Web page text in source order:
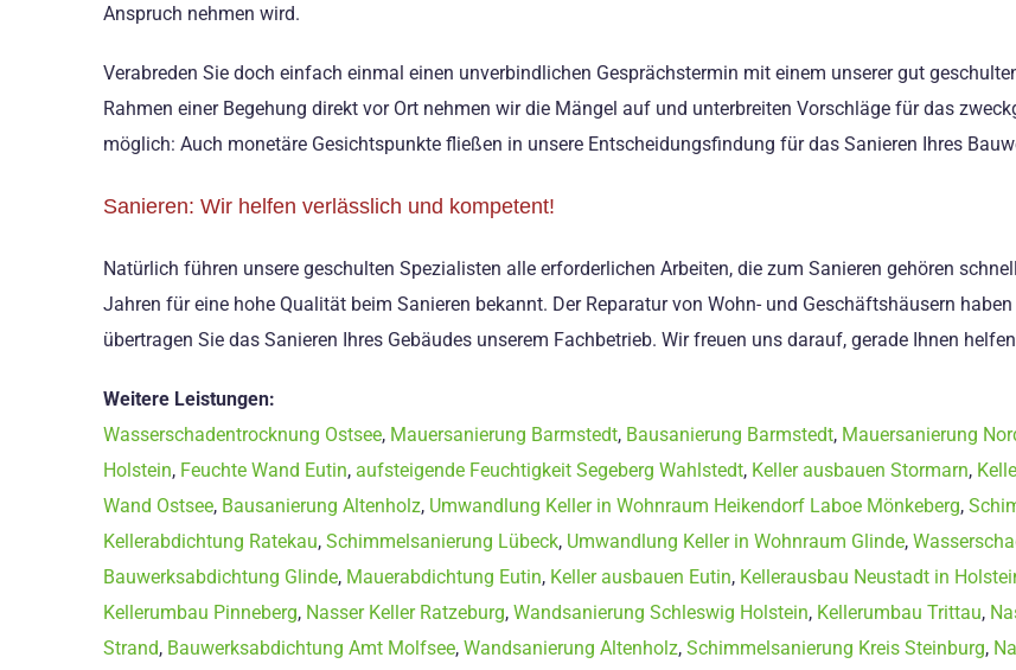
Anspruch nehmen wird.
Verabreden Sie doch einfach einmal einen unverbindlichen Gesprächstermin mit einem unserer gut
Rahmen einer Begehung direkt vor Ort nehmen wir die Mängel auf und unterbreiten Vorschläge für das
möglich: Auch monetäre Gesichtspunkte fließen in unsere Entscheidungsfindung für das Sanieren Ihres
Sanieren: Wir helfen verlässlich und kompetent!
Natürlich führen unsere geschulten Spezialisten alle erforderlichen Arbeiten, die zum Sanieren gehören
Jahren für eine hohe Qualität beim Sanieren bekannt. Der Reparatur von Wohn- und Geschäftshäusern
übertragen Sie das Sanieren Ihres Gebäudes unserem Fachbetrieb. Wir freuen uns darauf, gerade Ihnen
Weitere Leistungen:
Wasserschadentrocknung Ostsee, Mauersanierung Barmstedt, Bausanierung Barmstedt, Mauersanierung
Holstein, Feuchte Wand Eutin, aufsteigende Feuchtigkeit Segeberg Wahlstedt, Keller ausbauen Stormarn,
Wand Ostsee, Bausanierung Altenholz, Umwandlung Keller in Wohnraum Heikendorf Laboe Mönkeberg,
Kellerabdichtung Ratekau, Schimmelsanierung Lübeck, Umwandlung Keller in Wohnraum Glinde,
Bauwerksabdichtung Glinde, Mauerabdichtung Eutin, Keller ausbauen Eutin, Kellerausbau Neustadt in
Kellerumbau Pinneberg, Nasser Keller Ratzeburg, Wandsanierung Schleswig Holstein, Kellerumbau Trittau,
Strand, Bauwerksabdichtung Amt Molfsee, Wandsanierung Altenholz, Schimmelsanierung Kreis Steinburg,